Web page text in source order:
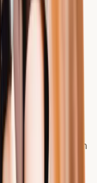
du wissen,
Die erste
, wie zum
durch